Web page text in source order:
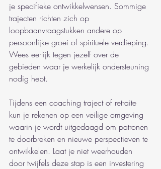
je specifieke ontwikkelwensen. Sommige
trajecten richten zich op
loopbaanvraagstukken andere op
persoonlijke groei of spirituele verdieping.
Wees eerlijk tegen jezelf over de
gebieden waar je werkelijk ondersteuning
nodig hebt.
Tijdens een coaching traject of retraite
kun je rekenen op een veilige omgeving
waarin je wordt uitgedaagd om patronen
te doorbreken en nieuwe perspectieven te
ontwikkelen. Laat je niet weerhouden
door twijfels deze stap is een investering